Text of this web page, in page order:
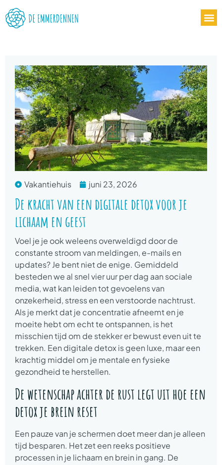
Vakantiehuis juni 23, 2026
De kracht van een digitale detox voor je
lichaam en geest
Voel je je ook weleens overweldigd door de
constante stroom van meldingen, e-mails en
updates? Je bent niet de enige. Gemiddeld
besteden we al snel vier uur per dag aan sociale
media, wat kan leiden tot gevoelens van
onzekerheid, stress en een verstoorde nachtrust.
Als je merkt dat je concentratie afneemt en je
moeite hebt om echt te ontspannen, is het
misschien tijd om de stekker er bewust even uit te
trekken. Een digitale detox is geen luxe, maar een
krachtig middel om je mentale en fysieke
gezondheid te herstellen.
De wetenschap achter de rust legt uit hoe een
detox je brein reset
Een pauze van je schermen doet meer dan je alleen
tijd besparen. Het zet een reeks positieve
processen in je lichaam en brein in gang. De